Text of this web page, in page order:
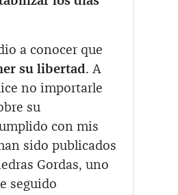
a conocer que
su libertad. A
no importarle
su
con mis
sido publicados
Gordas, uno
seguido